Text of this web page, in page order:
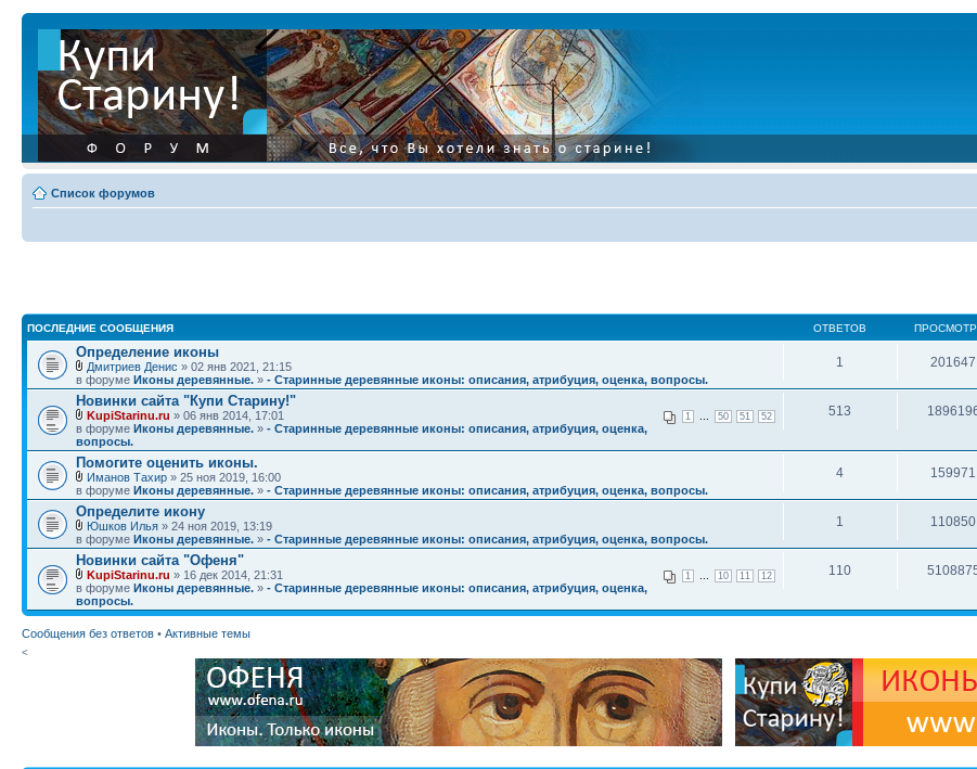
Список форумов
ПОСЛЕДНИЕ СООБЩЕНИЯ ОТВЕТОВ
Определение иконы
Дмитриев Денис » 02 янв 2021, 21:15
в форуме Иконы деревянные. » - Старинные деревянные иконы: описания, атрибуция, оценка, вопросы.
1 201647
Новинки сайта "Купи Старину!"
1 50 51 52
KupiStarinu.ru » 06 янв 2014, 17:01
в форуме Иконы деревянные. » - Старинные деревянные иконы: описания, атрибуция, оценка,
вопросы.
513
Помогите оценить иконы.
Иманов Тахир » 25 ноя 2019, 16:00
в форуме Иконы деревянные. » - Старинные деревянные иконы: описания, атрибуция, оценка, вопросы.
4 159971
Определите икону
Юшков Илья » 24 ноя 2019, 13:19
в форуме Иконы деревянные. » - Старинные деревянные иконы: описания, атрибуция, оценка, вопросы.
1 110850
Новинки сайта "Офеня"
1 10 11 12
KupiStarinu.ru » 16 дек 2014, 21:31
в форуме Иконы деревянные. » - Старинные деревянные иконы: описания, атрибуция, оценка,
вопросы.
110
Сообщения без ответов • Активные темы
<